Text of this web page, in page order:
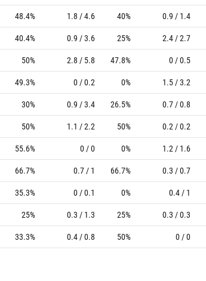
48.4% 1.8 / 4.6 40% 0.9 / 1.4
40.4% 0.9 / 3.6 25% 2.4 / 2.7
50% 2.8 / 5.8 47.8% 0 / 0.5
49.3% 0 / 0.2 0% 1.5 / 3.2
30% 0.9 / 3.4 26.5% 0.7 / 0.8
50% 1.1 / 2.2 50% 0.2 / 0.2
55.6% 0 / 0 0% 1.2 / 1.6
66.7% 0.7 / 1 66.7% 0.3 / 0.7
35.3% 0 / 0.1 0% 0.4 / 1
25% 0.3 / 1.3 25% 0.3 / 0.3
33.3% 0.4 / 0.8 50% 0 / 0